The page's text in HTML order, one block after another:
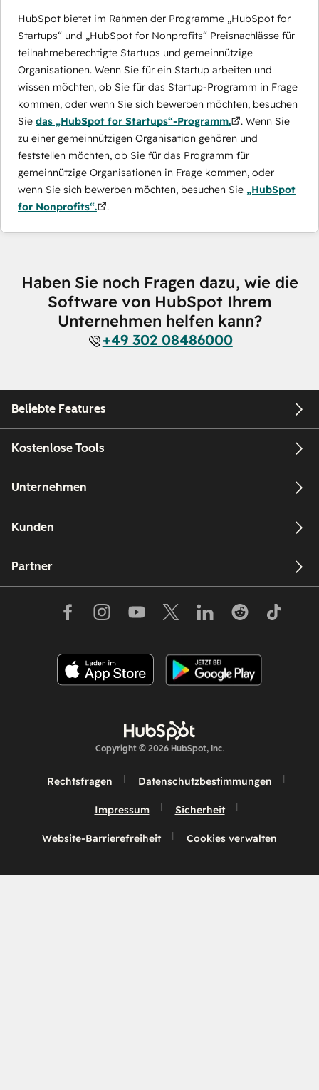
HubSpot bietet im Rahmen der Programme „HubSpot for
Startups“ und „HubSpot for Nonprofits“ Preisnachlässe für
teilnahmeberechtigte Startups und gemeinnützige
Organisationen. Wenn Sie für ein Startup arbeiten und
wissen möchten, ob Sie für das Startup-Programm in Frage
kommen, oder wenn Sie sich bewerben möchten, besuchen
Sie das „HubSpot for Startups“-Programm.
. Wenn Sie
zu einer gemeinnützigen Organisation gehören und
feststellen möchten, ob Sie für das Programm für
gemeinnützige Organisationen in Frage kommen, oder
wenn Sie sich bewerben möchten, besuchen Sie „HubSpot
for Nonprofits“.
.
Haben Sie noch Fragen dazu, wie die
Software von HubSpot Ihrem
Unternehmen helfen kann?
+49 302 08486000
Beliebte Features
Kostenlose Tools
Unternehmen
Kunden
Partner
Copyright © 2026 HubSpot, Inc.
Rechtsfragen Datenschutzbestimmungen
Impressum Sicherheit
Website-Barrierefreiheit Cookies verwalten